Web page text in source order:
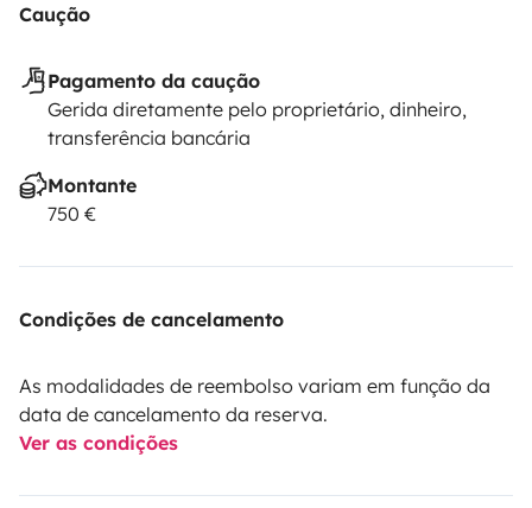
Caução
Pagamento da caução
Gerida diretamente pelo proprietário, dinheiro,
transferência bancária
Montante
750 €
Condições de cancelamento
As modalidades de reembolso variam em função da
data de cancelamento da reserva.
Ver as condições